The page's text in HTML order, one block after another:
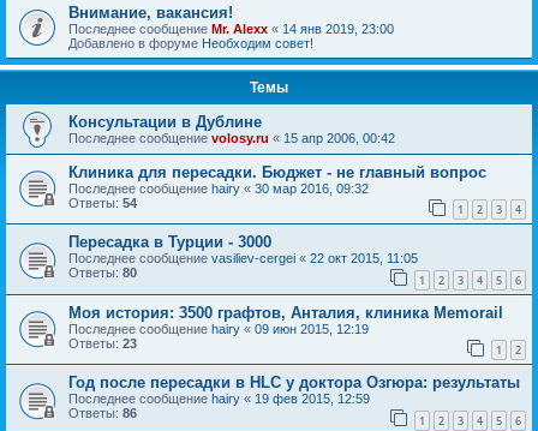
Внимание, вакансия!
Последнее сообщение Mr. Alexx « 14 янв 2019, 23:00
Добавлено в форуме Необходим совет!
Темы
Консультации в Дублине
Последнее сообщение volosy.ru « 15 апр 2006, 00:42
Клиника для пересадки. Бюджет - не главный вопрос
Последнее сообщение hairy « 30 мар 2016, 09:32
Ответы: 54 1 2 3 4
Пересадка в Турции - 3000
Последнее сообщение vasiliev-cergei « 22 окт 2015, 11:05
Ответы: 80 1 2 3 4 5 6
Моя история: 3500 графтов, Анталия, клиника Memorail
Последнее сообщение hairy « 09 июн 2015, 12:19
Ответы: 23 1 2
Год после пересадки в HLC у доктора Озгюра: результаты
Последнее сообщение hairy « 19 фев 2015, 12:59
Ответы: 86 1 2 3 4 5 6